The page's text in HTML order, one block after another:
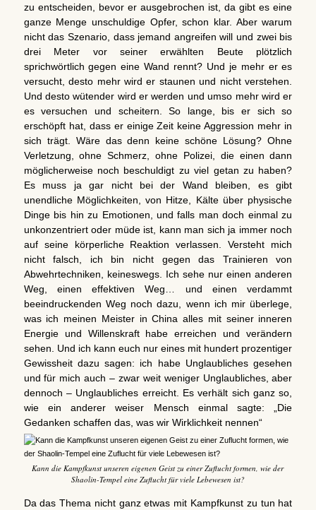
zu entscheiden, bevor er ausgebrochen ist, da gibt es eine
ganze Menge unschuldige Opfer, schon klar. Aber warum
nicht das Szenario, dass jemand angreifen will und zwei bis
drei Meter vor seiner erwählten Beute plötzlich
sprichwörtlich gegen eine Wand rennt? Und je mehr er es
versucht, desto mehr wird er staunen und nicht verstehen.
Und desto wütender wird er werden und umso mehr wird er
es versuchen und scheitern. So lange, bis er sich so
erschöpft hat, dass er einige Zeit keine Aggression mehr in
sich trägt. Wäre das denn keine schöne Lösung? Ohne
Verletzung, ohne Schmerz, ohne Polizei, die einen dann
möglicherweise noch beschuldigt zu viel getan zu haben?
Es muss ja gar nicht bei der Wand bleiben, es gibt
unendliche Möglichkeiten, von Hitze, Kälte über physische
Dinge bis hin zu Emotionen, und falls man doch einmal zu
unkonzentriert oder müde ist, kann man sich ja immer noch
auf seine körperliche Reaktion verlassen. Versteht mich
nicht falsch, ich bin nicht gegen das Trainieren von
Abwehrtechniken, keineswegs. Ich sehe nur einen anderen
Weg, einen effektiven Weg… und einen verdammt
beeindruckenden Weg noch dazu, wenn ich mir überlege,
was ich meinen Meister in China alles mit seiner inneren
Energie und Willenskraft habe erreichen und verändern
sehen. Und ich kann euch nur eines mit hundert prozentiger
Gewissheit dazu sagen: ich habe Unglaubliches gesehen
und für mich auch – zwar weit weniger Unglaubliches, aber
dennoch – Unglaubliches erreicht. Es verhält sich ganz so,
wie ein anderer weiser Mensch einmal sagte: „Die
Gedanken schaffen das, was wir Wirklichkeit nennen“
Kann die Kampfkunst unseren eigenen Geist zu einer Zuflucht formen, wie der
Shaolin-Tempel eine Zuflucht für viele Lebewesen ist?
Da das Thema nicht ganz etwas mit Kampfkunst zu tun hat